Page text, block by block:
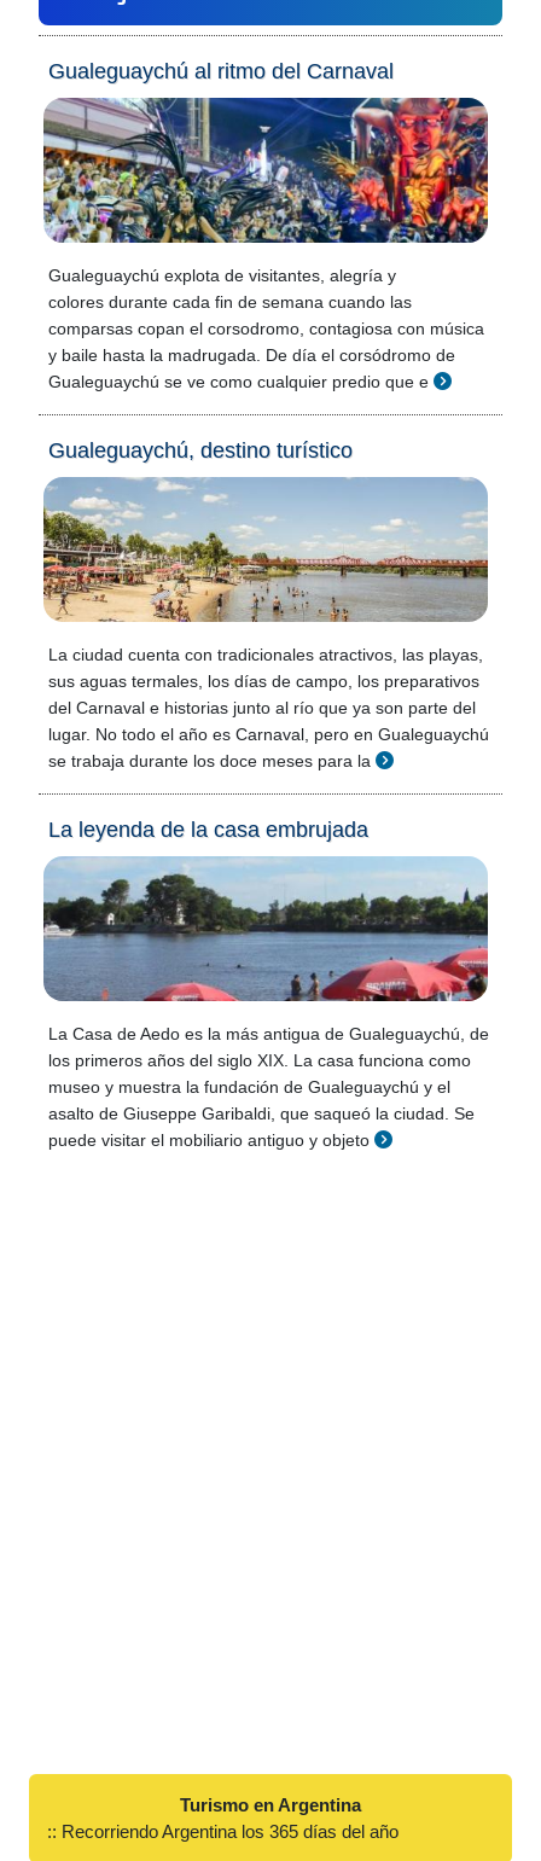
Gualeguaychú al ritmo del Carnaval
Gualeguaychú explota de visitantes, alegría y
colores durante cada fin de semana cuando las
comparsas copan el corsodromo, contagiosa con música
y baile hasta la madrugada. De día el corsódromo de
Gualeguaychú se ve como cualquier predio que e
Gualeguaychú, destino turístico
La ciudad cuenta con tradicionales atractivos, las playas,
sus aguas termales, los días de campo, los preparativos
del Carnaval e historias junto al río que ya son parte del
lugar. No todo el año es Carnaval, pero en Gualeguaychú
se trabaja durante los doce meses para la
La leyenda de la casa embrujada
La Casa de Aedo es la más antigua de Gualeguaychú, de
los primeros años del siglo XIX. La casa funciona como
museo y muestra la fundación de Gualeguaychú y el
asalto de Giuseppe Garibaldi, que saqueó la ciudad. Se
puede visitar el mobiliario antiguo y objeto
Turismo en Argentina
:: Recorriendo Argentina los 365 días del año